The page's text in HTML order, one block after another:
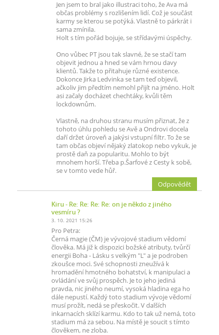
Jen jsem to bral jako illustraci toho, že Ava má
občas problémy s rozlišením lidí. Což je součást
karmy se kterou se potýká. Vlastně to párkrát i
sama zmínila.
Holt s tím pořád bojuje, se střídavými úspěchy.
Ono vůbec PT jsou tak slavné, že se stačí tam
objevit jednou a hned se vám hrnou davy
klientů. Takže to přitahuje různé existence.
Dokonce Jirka Ledvinka se tam teď objevil,
ačkoliv jim předtím nemohl přijít na jméno. Holt
asi začaly docházet chechtáky, kvůli těm
lockdownům.
Vlastně, na druhou stranu musím přiznat, že z
tohoto úhlu pohledu se Avě a Ondrovi docela
daří držet úroveň a jakýsi vstupní filtr. To že se
tam občas objeví nějaký zlatokop nebo vykuk, je
prostě daň za popularitu. Mohlo to být
mnohem horší. Třeba p.Šarfové z Cesty k sobě,
se v tomto vede hůř.
Odpovědět
Kiru- Re: Re: Re: Re: on je někdo z jiného
vesmíru ?
3. 10. 2021 15:26
Pro Petra:
Černá magie (ČM) je vývojové stadium vědomí
člověka. Má již k dispozici božské atributy, tvůrčí
energii Boha - Lásku s velkým "L" a je podroben
zkoušce moci. Své schopnosti zneužívá k
hromadění hmotného bohatství, k manipulaci a
ovládání ve svůj prospěch. Je to jeho jediná
pravda, nic jiného neumí, vysoká hladina ega ho
dále nepustí. Každý toto stadium vývoje vědomí
musí prožít, nedá se přeskočit. V dalších
inkarnacích sklízí karmu. Kdo to tak už nemá, toto
stadium má za sebou. Na místě je soucit s tímto
člověkem, ne zloba.